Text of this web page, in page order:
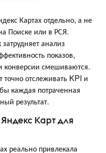
Картах отдельно, а не
Поиске или в РСЯ.
анализ
показов,
конверсии смешиваются.
точно отслеживать KPI и
каждая потраченная
результат.
Карт для
реально привлекала